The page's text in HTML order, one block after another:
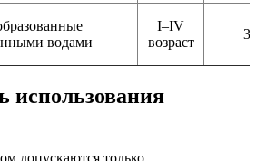
водами
I–IV
возраст
3,0
использования